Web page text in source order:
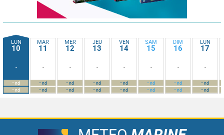
LUN
10
-
-nd
-nd
MAR
11
-
-nd
-nd
MER
12
-
-nd
-nd
JEU
13
-
-nd
-nd
VEN
14
-
-nd
-nd
SAM
15
-
-nd
-nd
DIM
16
-
-nd
-nd
LUN
17
-
-nd
-nd